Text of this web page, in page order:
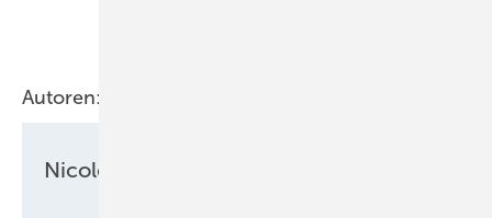
Autoren:
Nicole Weinhold